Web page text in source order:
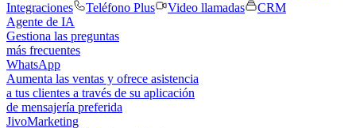
Integraciones
Teléfono Plus Video llamadas
CRM
Agente de IA
Gestiona las preguntas
más frecuentes
WhatsApp
Aumenta las ventas y ofrece asistencia
a tus clientes a través de su aplicación
de mensajería preferida
JivoMarketing